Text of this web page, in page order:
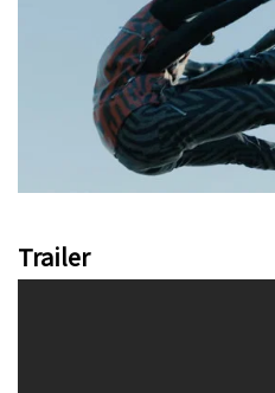
Trailer